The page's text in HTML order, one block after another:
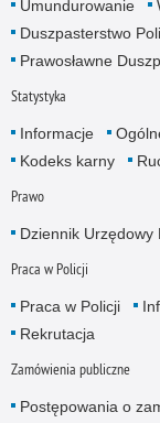
Umundurowanie
Duszpasterstwo
Prawosławne
Statystyka
Informacje
Kodeks karny
Prawo
Dziennik Urzędowy
Praca w Policji
Praca w Policji
Rekrutacja
Zamówienia publiczne
Postępowania o